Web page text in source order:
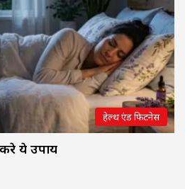
हेल्थ एंड फिटनेस
ये उपाय